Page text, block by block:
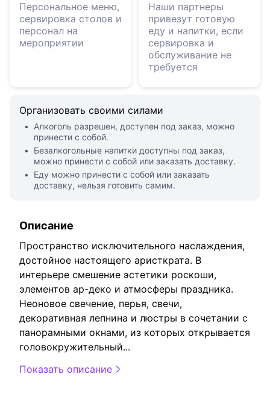
Персональное меню,
сервировка столов и
персонал на
мероприятии
Наши партнеры
привезут готовую
еду и напитки, если
сервировка и
обслуживание не
требуется
Организовать своими силами
Алкоголь разрешен, доступен под заказ, можно
принести с собой.
Безалкогольные напитки доступны под заказ,
можно принести с собой или заказать доставку.
Еду можно принести с собой или заказать
доставку, нельзя готовить самим.
Описание
Пространство исключительного наслаждения,
достойное настоящего аристкрата. В
интерьере смешение эстетики роскоши,
элементов ар-деко и атмосферы праздника.
Неоновое свечение, перья, свечи,
декоративная лепнина и люстры в сочетании с
панорамными окнами, из которых открывается
головокружительный...
Показать описание